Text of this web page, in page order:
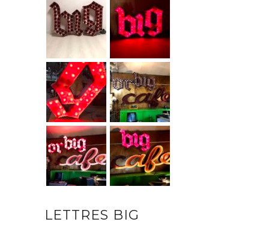
LETTRES BIG